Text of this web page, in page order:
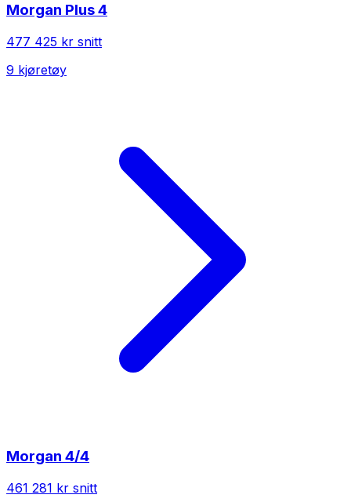
Morgan Plus 4
477 425 kr snitt
9 kjøretøy
Morgan 4/4
461 281 kr snitt